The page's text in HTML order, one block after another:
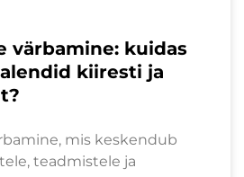
värbamine: kuidas
kiiresti ja
mis keskendub
teadmistele ja